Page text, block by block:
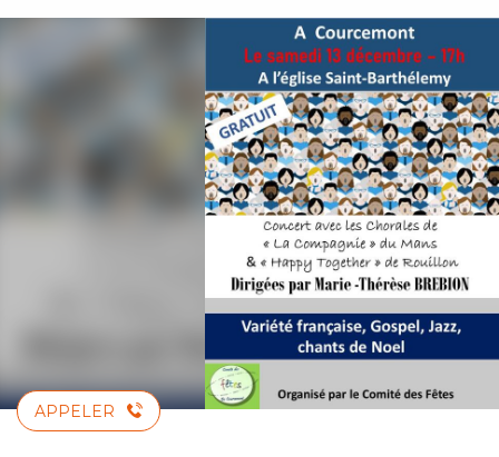
Aller
contenu
APPELER